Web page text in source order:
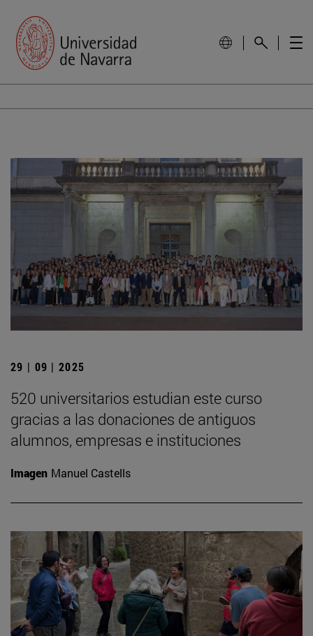
29 | 09 | 2025
520 universitarios estudian este curso
gracias a las donaciones de antiguos
alumnos, empresas e instituciones
Imagen Manuel Castells